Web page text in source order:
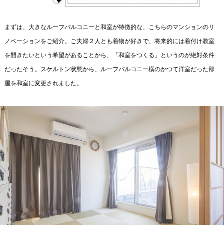
まずは、大きなルーフバルコニーと和室が特徴的な、こちらのマンションのリ
ノベーションをご紹介。ご夫婦２人とも着物が好きで、将来的には着付け教室
を開きたいという希望があることから、「和室をつくる」というのが絶対条件
だったそう。スケルトン状態から、ルーフバルコニー横のかつて洋室だった部
屋を和室に変更されました。